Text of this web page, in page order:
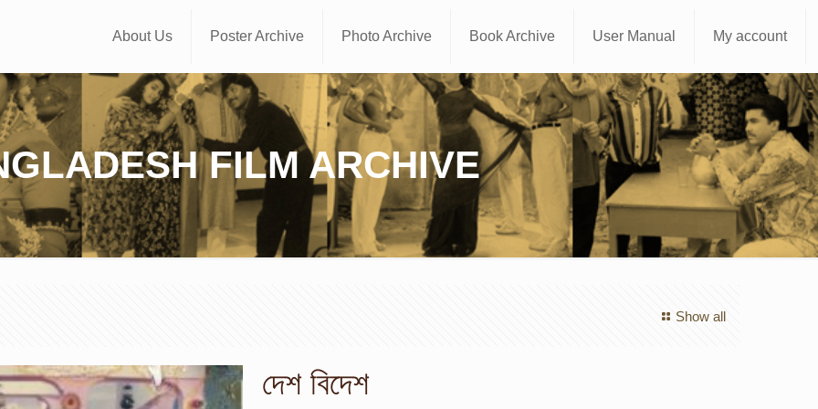
About Us Poster Archive Photo Archive Book Archive User Manual My account
FILM ARCHIVE
Show all
দেশ বিদেশ